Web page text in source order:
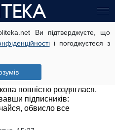
Ви підтверджуєте, що
і погоджуєтеся з
сповідь Седокової
підписників: Я живу
я взагалі не живу
16:05
повністю роздяглася,
підписників:
обвисло все